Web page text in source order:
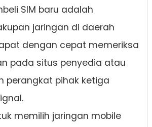
SIM baru adalah
jaringan di daerah
dengan cepat memeriksa
pada situs penyedia atau
perangkat pihak ketiga
memilih jaringan mobile